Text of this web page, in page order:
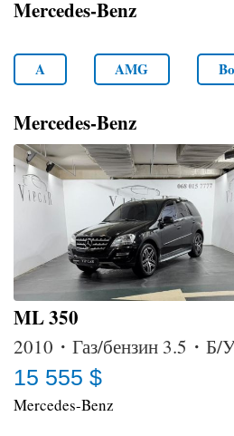
Mercedes-Benz
A AMG
Mercedes-Benz
ML 350
2010・Газ/бензин 3.5・Б/
15 555 $
Mercedes-Benz